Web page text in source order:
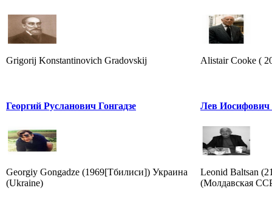
Grigorij Konstantinovich Gradovskij Alistair Cooke (
Георгий Русланович Гонгадзе
Georgiy Gongadze (1969[Тбилиси]) Украина
(Ukraine)
Лев Иосифович
Leonid Baltsan
(Молдавская